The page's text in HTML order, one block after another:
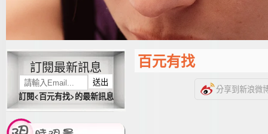
訂閱最新訊息
送出
訂閱<百元有找>的最新訊息
百元有找
分享到新浪微